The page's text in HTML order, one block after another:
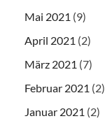
Mai 2021 (9)
April 2021 (2)
März 2021 (7)
Februar 2021 (2)
Januar 2021 (2)